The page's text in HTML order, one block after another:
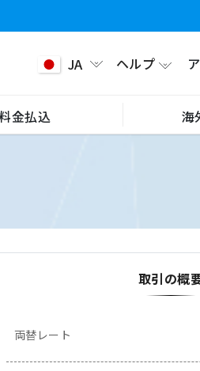
JA ヘルプ
金払込 海
取引の概
両替レート